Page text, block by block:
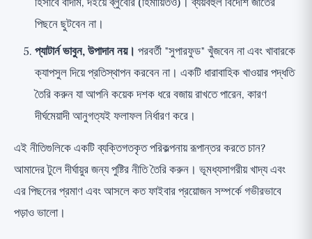
পিছনে ছুটবেন না।
প্যাটার্ন ভাবুন, উপাদান নয়। পরবর্তী "সুপারফুড" খুঁজবেন না এবং খাবারকে
ক্যাপসুল দিয়ে প্রতিস্থাপন করবেন না। একটি ধারাবাহিক খাওয়ার পদ্ধতি
তৈরি করুন যা আপনি কয়েক দশক ধরে বজায় রাখতে পারেন, কারণ
দীর্ঘমেয়াদী আনুগত্যই ফলাফল নির্ধারণ করে।
এই নীতিগুলিকে একটি ব্যক্তিগতকৃত পরিকল্পনায় রূপান্তর করতে চান?
আমাদের টুলে দীর্ঘায়ুর জন্য পুষ্টির নীতি তৈরি করুন । ভূমধ্যসাগরীয় খাদ্য এবং
এর পিছনের প্রমাণএবংআসলে কত ফাইবার প্রয়োজনসম্পর্কে গভীরভাবে
পড়াও ভালো।